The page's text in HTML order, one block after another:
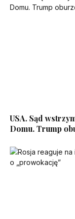
USA. Sąd
Domu. Trump